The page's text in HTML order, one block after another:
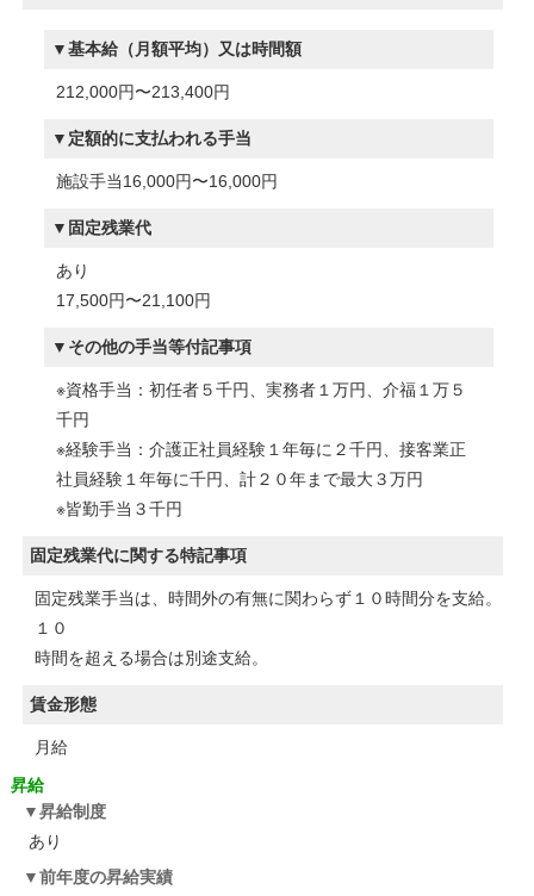
基本給（月額平均）又は時間額
212,000円〜213,400円
定額的に支払われる手当
施設手当16,000円〜16,000円
固定残業代
あり
17,500円〜21,100円
その他の手当等付記事項
※資格手当：初任者５千円、実務者１万円、介福１万５
千円
※経験手当：介護正社員経験１年毎に２千円、接客業正
社員経験１年毎に千円、計２０年まで最大３万円
※皆勤手当３千円
固定残業代に関する特記事項
固定残業手当は、時間外の有無に関わらず１０時間分を支給。
１０
時間を超える場合は別途支給。
賃金形態
月給
昇給
昇給制度
あり
前年度の昇給実績